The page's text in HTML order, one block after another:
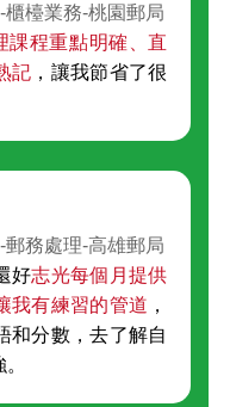
檯業務-桃園郵局
課程重點明確、直
記 ，讓我節省了很
務處理-高雄郵局
好志光每個月提供
我有練習的管道 ，
和分數，去了解自